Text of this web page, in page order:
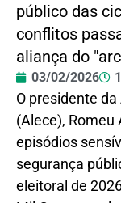
público das
conflitos
aliança do
03/02/2026
O presidente
(Alece), Romeu
episódios
segurança
eleitoral de